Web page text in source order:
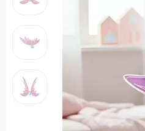
dinosaurio
. chef